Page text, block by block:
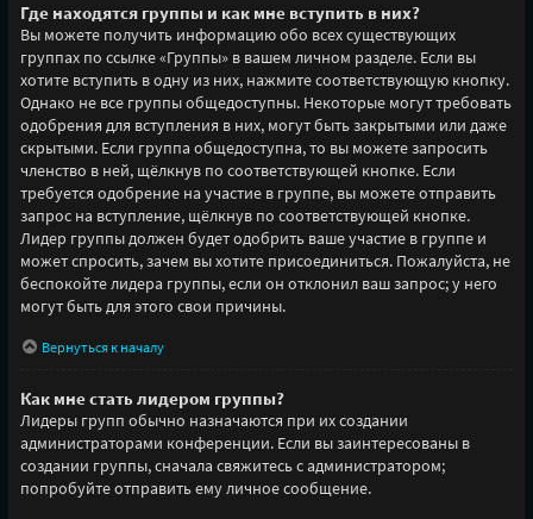
Где находятся группы и как мне вступить в них?
Вы можете получить информацию обо всех существующих
группах по ссылке «Группы» в вашем личном разделе. Если вы
хотите вступить в одну из них, нажмите соответствующую кнопку.
Однако не все группы общедоступны. Некоторые могут требовать
одобрения для вступления в них, могут быть закрытыми или даже
скрытыми. Если группа общедоступна, то вы можете запросить
членство в ней, щёлкнув по соответствующей кнопке. Если
требуется одобрение на участие в группе, вы можете отправить
запрос на вступление, щёлкнув по соответствующей кнопке.
Лидер группы должен будет одобрить ваше участие в группе и
может спросить, зачем вы хотите присоединиться. Пожалуйста, не
беспокойте лидера группы, если он отклонил ваш запрос; у него
могут быть для этого свои причины.
Вернуться к началу
Как мне стать лидером группы?
Лидеры групп обычно назначаются при их создании
администраторами конференции. Если вы заинтересованы в
создании группы, сначала свяжитесь с администратором;
попробуйте отправить ему личное сообщение.